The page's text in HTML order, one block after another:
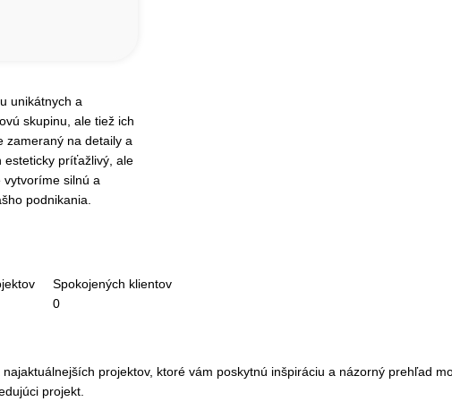
unikátnych a
skupinu, ale tiež ich
zameraný na detaily a
esteticky príťažlivý, ale
silnú a
podnikania.
Spokojených klientov
0
projektov, ktoré vám poskytnú inšpiráciu a názorný prehľad
projekt.